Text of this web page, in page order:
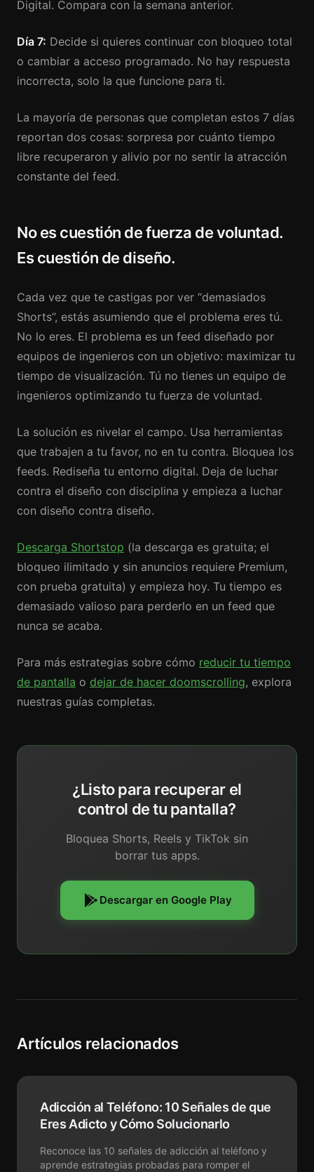
Digital. Compara con la semana anterior.
Día 7: Decide si quieres continuar con bloqueo total
o cambiar a acceso programado. No hay respuesta
incorrecta, solo la que funcione para ti.
La mayoría de personas que completan estos 7 días
reportan dos cosas: sorpresa por cuánto tiempo
libre recuperaron y alivio por no sentir la atracción
constante del feed.
No es cuestión de fuerza de voluntad.
Es cuestión de diseño.
Cada vez que te castigas por ver “demasiados
Shorts”, estás asumiendo que el problema eres tú.
No lo eres. El problema es un feed diseñado por
equipos de ingenieros con un objetivo: maximizar tu
tiempo de visualización. Tú no tienes un equipo de
ingenieros optimizando tu fuerza de voluntad.
La solución es nivelar el campo. Usa herramientas
que trabajen a tu favor, no en tu contra. Bloquea los
feeds. Rediseña tu entorno digital. Deja de luchar
contra el diseño con disciplina y empieza a luchar
con diseño contra diseño.
Descarga Shortstop (la descarga es gratuita; el
bloqueo ilimitado y sin anuncios requiere Premium,
con prueba gratuita) y empieza hoy. Tu tiempo es
demasiado valioso para perderlo en un feed que
nunca se acaba.
Para más estrategias sobre cómo reducir tu tiempo
de pantalla o dejar de hacer doomscrolling, explora
nuestras guías completas.
¿Listo para recuperar el
control de tu pantalla?
Bloquea Shorts, Reels y TikTok sin
borrar tus apps.
Descargar en Google Play
Artículos relacionados
Adicción al Teléfono: 10 Señales de que
Eres Adicto y Cómo Solucionarlo
Reconoce las 10 señales de adicción al teléfono y
aprende estrategias probadas para romper el